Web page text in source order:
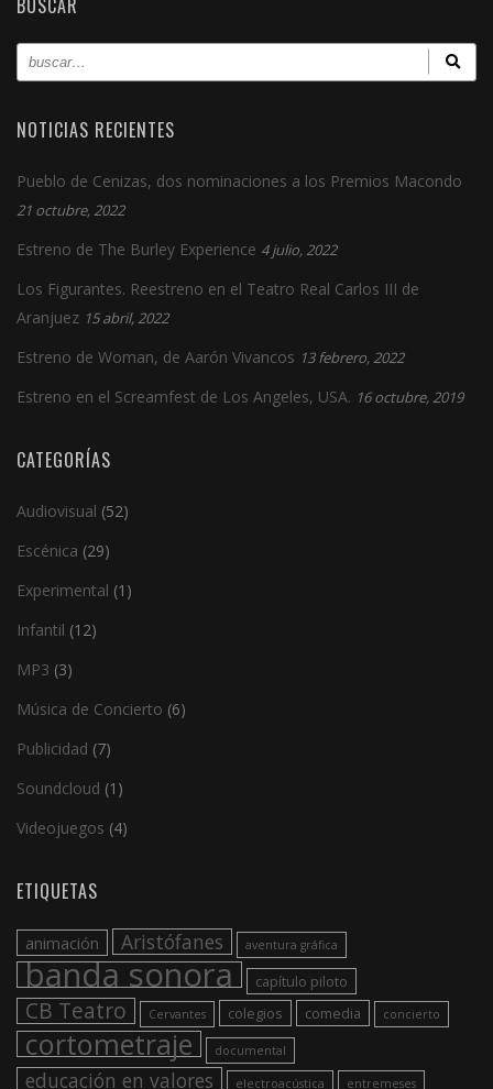
NOTICIAS RECIENTES
Pueblo de Cenizas, dos nominaciones a los Premios Macondo
21 octubre, 2022
Estreno de The Burley Experience 4 julio, 2022
Los Figurantes. Reestreno en el Teatro Real Carlos III de
Aranjuez 15 abril, 2022
Estreno de Woman, de Aarón Vivancos 13 febrero, 2022
Estreno en el Screamfest de Los Angeles, USA. 16 octubre, 2019
CATEGORÍAS
Audiovisual (52)
Escénica (29)
Experimental (1)
Infantil (12)
MP3 (3)
Música de Concierto (6)
Publicidad (7)
Soundcloud (1)
Videojuegos (4)
ETIQUETAS
animación Aristófanes aventura gráfica
banda sonora capítulo piloto
CB Teatro Cervantes colegios comedia concierto
cortometraje documental
educación en valores electroacústica entremeses